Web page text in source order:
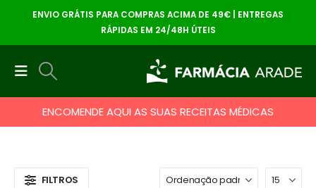
ENVIO GRÁTIS PARA COMPRAS ACIMA DE 49€ | ENTREGAS
RÁPIDAS EM 24/48H ÚTEIS
ENCOMENDE AQUI AS SUAS RECEITAS MÉDICAS
FILTROS